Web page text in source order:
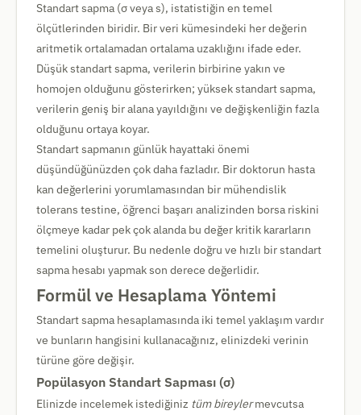
Standart sapma (σ veya s), istatistiğin en temel
ölçütlerinden biridir. Bir veri kümesindeki her değerin
aritmetik ortalamadan ortalama uzaklığını ifade eder.
Düşük standart sapma, verilerin birbirine yakın ve
homojen olduğunu gösterirken; yüksek standart sapma,
verilerin geniş bir alana yayıldığını ve değişkenliğin fazla
olduğunu ortaya koyar.
Standart sapmanın günlük hayattaki önemi
düşündüğünüzden çok daha fazladır. Bir doktorun hasta
kan değerlerini yorumlamasından bir mühendislik
tolerans testine, öğrenci başarı analizinden borsa riskini
ölçmeye kadar pek çok alanda bu değer kritik kararların
temelini oluşturur. Bu nedenle doğru ve hızlı bir standart
sapma hesabı yapmak son derece değerlidir.
Formül ve Hesaplama Yöntemi
Standart sapma hesaplamasında iki temel yaklaşım vardır
ve bunların hangisini kullanacağınız, elinizdeki verinin
türüne göre değişir.
Popülasyon Standart Sapması (σ)
Elinizde incelemek istediğiniz tüm bireylermevcutsa